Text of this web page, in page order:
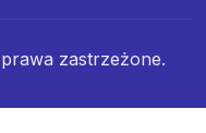
zastrzeżone.